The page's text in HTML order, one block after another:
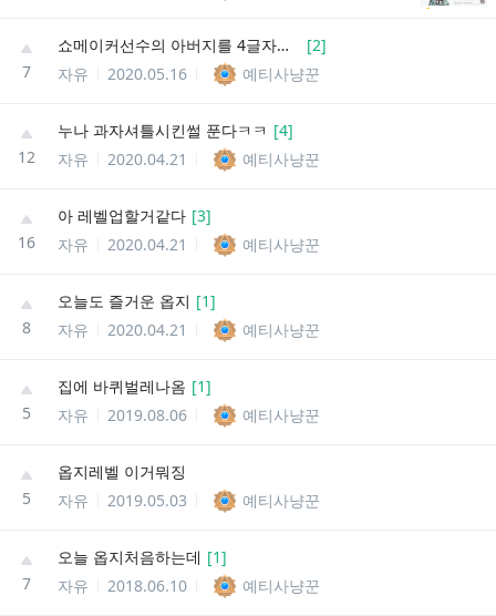
7
쇼메이커선수의 아버지를 4글자로하면? [2]
자유
2020.05.16 예티사냥꾼
12
누나 과자셔틀시킨썰 푼다ㅋㅋ [4]
자유
2020.04.21 예티사냥꾼
16
아 레벨업할거같다 [3]
자유
2020.04.21 예티사냥꾼
8
오늘도 즐거운 옵지 [1]
자유
2020.04.21 예티사냥꾼
5
집에 바퀴벌레나옴 [1]
자유
2019.08.06 예티사냥꾼
5
옵지레벨 이거뭐징
자유
2019.05.03 예티사냥꾼
7
오늘 옵지처음하는데 [1]
자유
2018.06.10 예티사냥꾼